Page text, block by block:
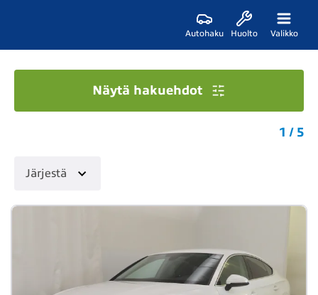
Autohaku Huolto Valikko
Näytä hakuehdot
1 / 5
Järjestä